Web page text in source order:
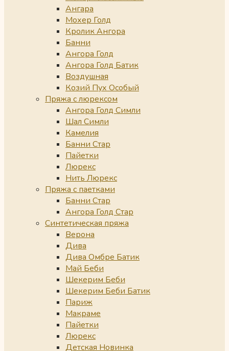
Ангара
Мохер Голд
Кролик Ангора
Банни
Ангора Голд
Ангора Голд Батик
Воздушная
Козий Пух Особый
Пряжа с люрексом
Ангора Голд Симли
Шал Симли
Камелия
Банни Стар
Пайетки
Люрекс
Нить Люрекс
Пряжа с паетками
Банни Стар
Ангора Голд Стар
Синтетическая пряжа
Верона
Дива
Дива Омбре Батик
Май Беби
Шекерим Беби
Шекерим Беби Батик
Париж
Макраме
Пайетки
Люрекс
Детская Новинка